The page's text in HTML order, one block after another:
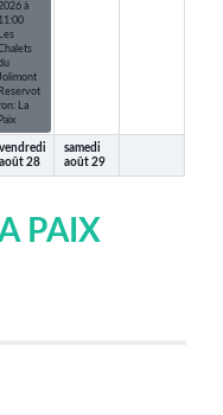
à
11:00
Les
Reservot
La
Paix
vendredi
août 28
samedi
août 29
PAIX